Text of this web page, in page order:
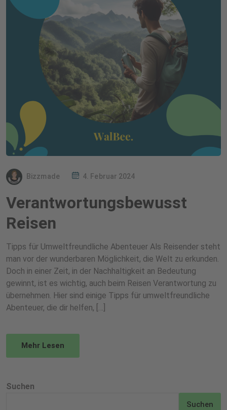
Bizzmade 4. Februar 2024
Verantwortungsbewusst
Reisen
Tipps für Umweltfreundliche Abenteuer Als Reisender steht
man vor der wunderbaren Möglichkeit, die Welt zu erkunden.
Doch in einer Zeit, in der Nachhaltigkeit an Bedeutung
gewinnt, ist es wichtig, auch beim Reisen Verantwortung zu
übernehmen. Hier sind einige Tipps für umweltfreundliche
Abenteuer, die dir helfen, […]
Mehr Lesen
Suchen
Suchen